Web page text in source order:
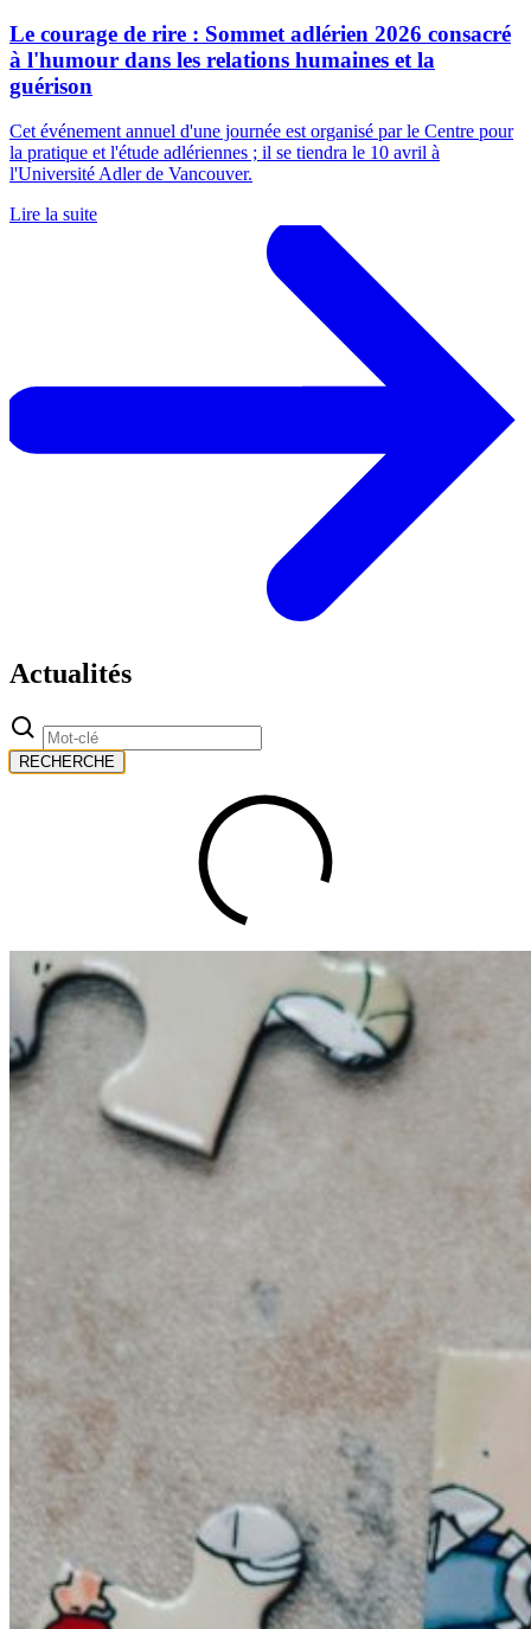
Le courage de rire : Sommet adlérien 2026 consacré
à l'humour dans les relations humaines et la
guérison
Cet événement annuel d'une journée est organisé par le Centre pour
la pratique et l'étude adlériennes ; il se tiendra le 10 avril à
l'Université Adler de Vancouver.
Lire la suite
Actualités
RECHERCHE